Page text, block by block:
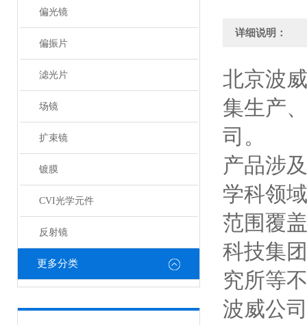
偏光镜
偏振片
滤光片
场镜
扩束镜
镀膜
CVI光学元件
反射镜
更多分类
详细说明：
北京波
集生产
司。
产品涉
学科领
范围覆
科技集
究所等
波威公